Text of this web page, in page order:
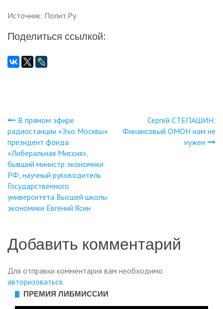
Источник: Полит.Ру
Поделиться ссылкой:
Навигация
по
записям
В прямом эфире
радиостанции «Эхо Москвы»
президент фонда
«Либеральная Миссия»,
бывший министр экономики
РФ, научный руководитель
Государственного
университета Высшей школы
экономики Евгений Ясин
Сергей СТЕПАШИН:
Финансовый ОМОН нам не
нужен
Добавить комментарий
Для отправки комментария вам необходимо
авторизоваться.
ПРЕМИЯ ЛИБМИССИИ